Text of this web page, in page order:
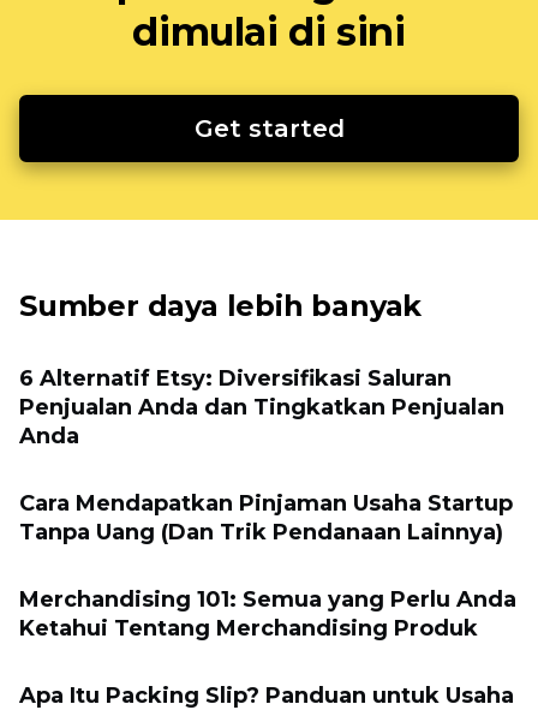
dimulai di sini
Get started
Sumber daya lebih banyak
6 Alternatif Etsy: Diversifikasi Saluran
Penjualan Anda dan Tingkatkan Penjualan
Anda
Cara Mendapatkan Pinjaman Usaha Startup
Tanpa Uang (Dan Trik Pendanaan Lainnya)
Merchandising 101: Semua yang Perlu Anda
Ketahui Tentang Merchandising Produk
Apa Itu Packing Slip? Panduan untuk Usaha